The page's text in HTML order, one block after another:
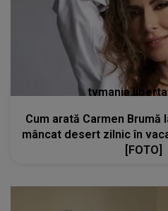
Cum arată Carmen Brumă
mâncat desert zilnic în
[FOTO]